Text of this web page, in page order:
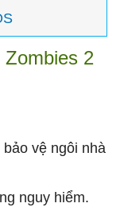
Zombies 2
vệ ngôi nhà
nguy hiểm.